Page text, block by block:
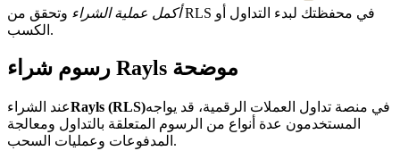
Launchpool
الرهان المرن لكسب العملات الرقمية الشهيرة
أكمل عملية الشراء وتحقق من RLS في محفظتك لبدء التداول أو
الكسب.
رسوم شراء Rayls موضحة
عند الشراءRayls (RLS)في منصة تداول العملات الرقمية، قد يواجه
المستخدمون عدة أنواع من الرسوم المتعلقة بالتداول ومعالجة
المدفوعات وعمليات السحب.